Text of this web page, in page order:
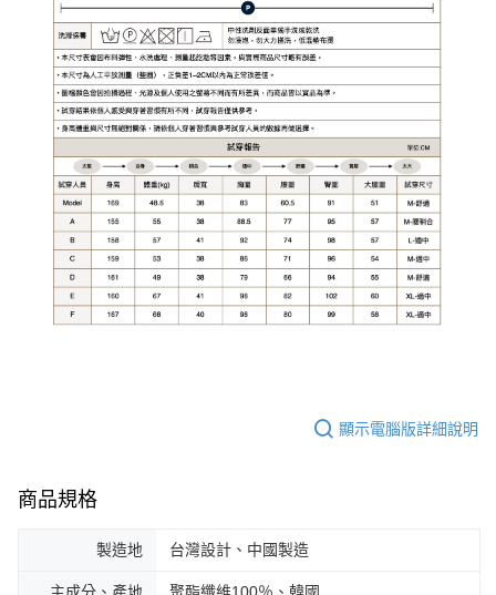
顯示電腦版詳細說明
商品規格
製造地 台灣設計、中國製造